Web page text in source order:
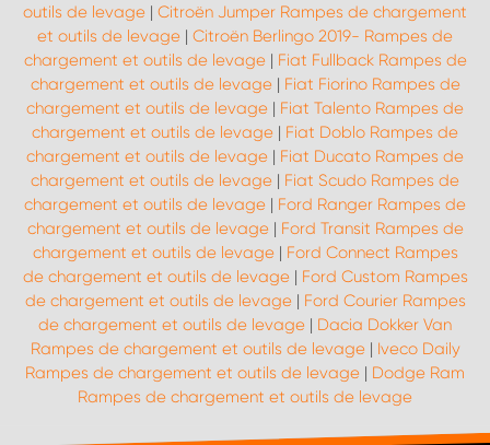
outils de levage | Citroën Jumper Rampes de chargement
et outils de levage | Citroën Berlingo 2019- Rampes de
chargement et outils de levage| Fiat Fullback Rampes de
chargement et outils de levage| Fiat Fiorino Rampes de
chargement et outils de levage | Fiat Talento Rampes de
chargement et outils de levage | Fiat Doblo Rampes de
chargement et outils de levage | Fiat Ducato Rampes de
chargement et outils de levage | Fiat Scudo Rampes de
chargement et outils de levage | Ford Ranger Rampes de
chargement et outils de levage| Ford Transit Rampes de
chargement et outils de levage| Ford Connect Rampes
de chargement et outils de levage| Ford Custom Rampes
de chargement et outils de levage| Ford Courier Rampes
de chargement et outils de levage | Dacia Dokker Van
Rampes de chargement et outils de levage| Iveco Daily
Rampes de chargement et outils de levage | Dodge Ram
Rampes de chargement et outils de levage